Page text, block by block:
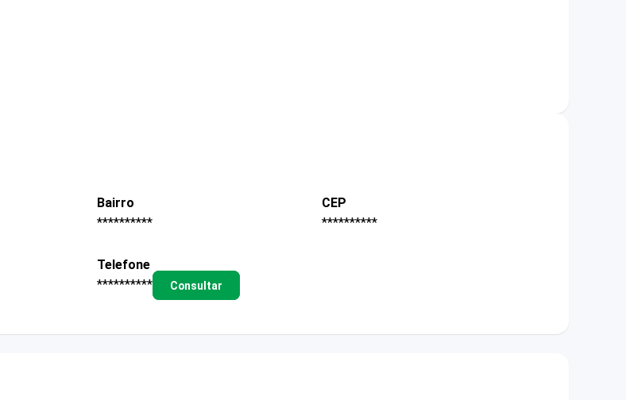
Bairro
**********
CEP
**********
Telefone
**********
Consultar